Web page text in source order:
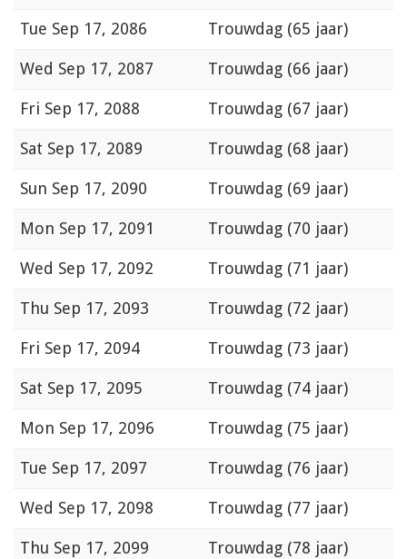
Tue Sep 17, 2086 Trouwdag (65 jaar)
Wed Sep 17, 2087 Trouwdag (66 jaar)
Fri Sep 17, 2088 Trouwdag (67 jaar)
Sat Sep 17, 2089 Trouwdag (68 jaar)
Sun Sep 17, 2090 Trouwdag (69 jaar)
Mon Sep 17, 2091 Trouwdag (70 jaar)
Wed Sep 17, 2092 Trouwdag (71 jaar)
Thu Sep 17, 2093 Trouwdag (72 jaar)
Fri Sep 17, 2094 Trouwdag (73 jaar)
Sat Sep 17, 2095 Trouwdag (74 jaar)
Mon Sep 17, 2096 Trouwdag (75 jaar)
Tue Sep 17, 2097 Trouwdag (76 jaar)
Wed Sep 17, 2098 Trouwdag (77 jaar)
Thu Sep 17, 2099 Trouwdag (78 jaar)